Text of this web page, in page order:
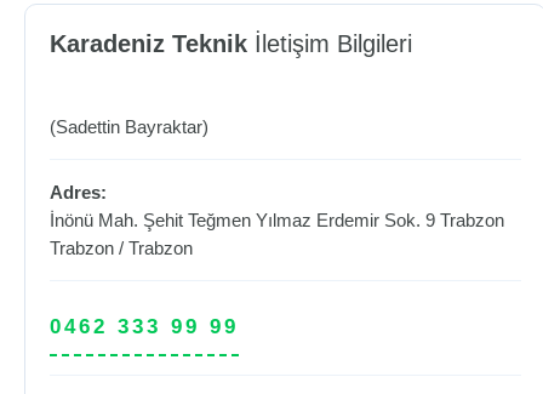
Karadeniz Teknik İletişim Bilgileri
(Sadettin Bayraktar)
Adres:
İnönü Mah. Şehit Teğmen Yılmaz Erdemir Sok. 9 Trabzon
Trabzon / Trabzon
0462 333 99 99